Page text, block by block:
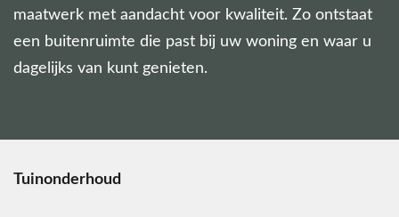
maatwerk met aandacht voor kwaliteit. Zo ontstaat
een buitenruimte die past bij uw woning en waar u
dagelijks van kunt genieten.
Tuinonderhoud